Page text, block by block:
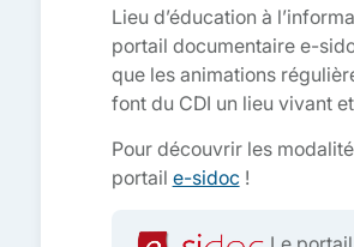
Lieu d’éducation à
portail documentaire e-
que les animations
font du CDI un lieu vivant
Pour découvrir les
portail e-sidoc !